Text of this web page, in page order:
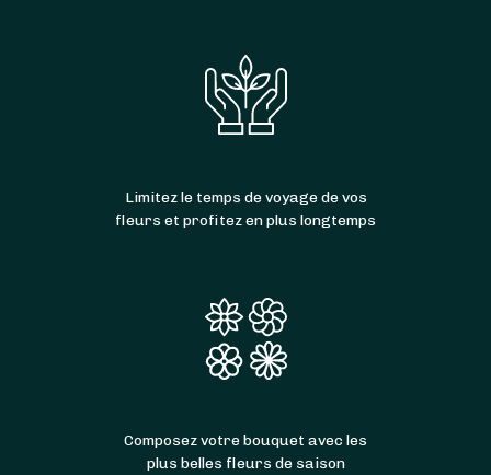
Limitez le temps de voyage de vos
fleurs et profitez en plus longtemps
Composez votre bouquet avec les
plus belles fleurs de saison